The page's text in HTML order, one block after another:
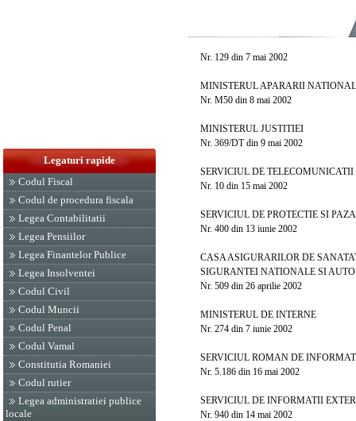
Legaturi rapide
Codul Fiscal
Codul de procedura fiscala
Legea Contabilitatii
Legea Pensiilor
Legea Finantelor Publice
Legea Insolventei
Codul Civil
Codul Muncii
Codul Penal
Codul Vamal
Constitutia Romaniei
Codul rutier
Legea administratiei publice
locale
Nr. 129 din 7 mai 2002
MINISTERUL APARARII
Nr. M50 din 8 mai 2002
MINISTERUL JUSTITIEI
Nr. 369/DT din 9 mai 2002
SERVICIUL DE TELECOMUNICATII
Nr. 10 din 15 mai 2002
SERVICIUL DE PROTECTIE SI PAZA
Nr. 400 din 13 iunie 2002
CASA ASIGURARILOR DE
SIGURANTEI NATIONALE SI
Nr. 509 din 26 aprilie 2002
MINISTERUL DE INTERNE
Nr. 274 din 7 iunie 2002
SERVICIUL ROMAN DE
Nr. 5.186 din 16 mai 2002
SERVICIUL DE INFORMATII
Nr. 940 din 14 mai 2002